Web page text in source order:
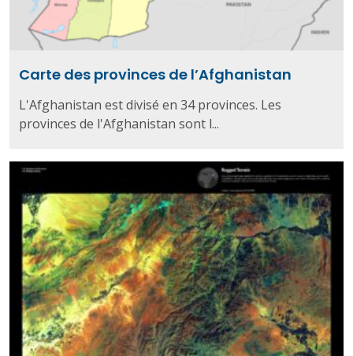
Carte des provinces de l’Afghanistan
L'Afghanistan est divisé en 34 provinces. Les
provinces de l'Afghanistan sont l...